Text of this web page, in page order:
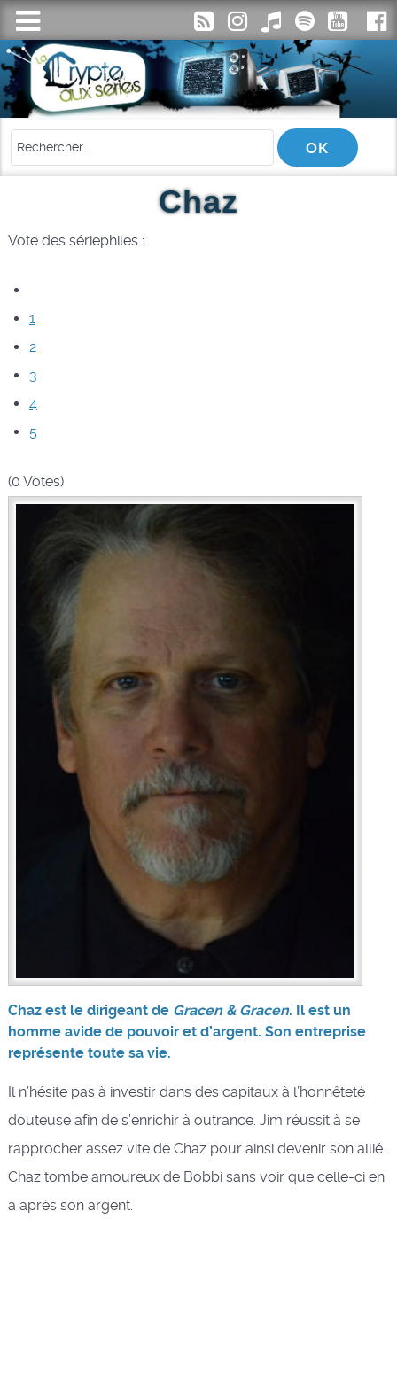
Chaz
Vote des sériephiles :
1
2
3
4
5
(0 Votes)
Chaz est le dirigeant de Gracen & Gracen. Il est un
homme avide de pouvoir et d’argent. Son entreprise
représente toute sa vie.
Il n’hésite pas à investir dans des capitaux à l’honnêteté
douteuse afin de s’enrichir à outrance. Jim réussit à se
rapprocher assez vite de Chaz pour ainsi devenir son allié.
Chaz tombe amoureux de Bobbi sans voir que celle-ci en
a après son argent.